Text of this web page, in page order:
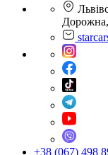
+38 (067) 498